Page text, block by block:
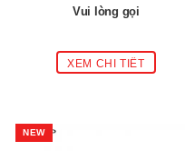
Vui lòng gọi
NEW